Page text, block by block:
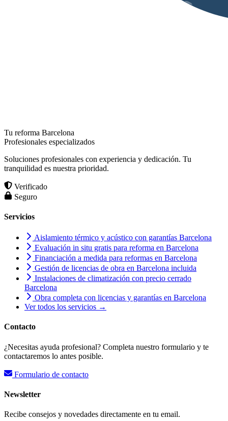
Tu reforma Barcelona
Profesionales especializados
Soluciones profesionales con experiencia y dedicación. Tu
tranquilidad es nuestra prioridad.
Verificado
Seguro
Servicios
Aislamiento térmico y acústico con garantías Barcelona
Evaluación in situ gratis para reforma en Barcelona
Financiación a medida para reformas en Barcelona
Gestión de licencias de obra en Barcelona incluida
Instalaciones de climatización con precio cerrado
Barcelona
Obra completa con licencias y garantías en Barcelona
Ver todos los servicios →
Contacto
¿Necesitas ayuda profesional? Completa nuestro formulario y te
contactaremos lo antes posible.
Formulario de contacto
Newsletter
Recibe consejos y novedades directamente en tu email.